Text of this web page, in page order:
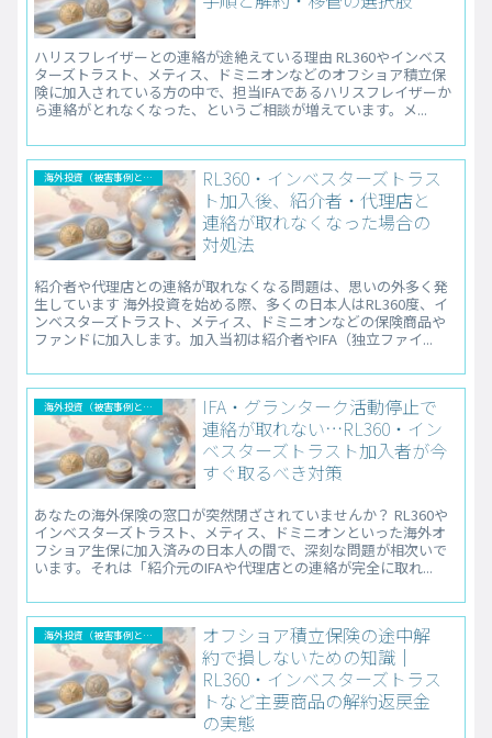
ハリスフレイザーとの連絡が途絶えている理由 RL360やインベス
ターズトラスト、メティス、ドミニオンなどのオフショア積立保
険に加入されている方の中で、担当IFAであるハリスフレイザーか
ら連絡がとれなくなった、というご相談が増えています。メ...
海外投資（被害事例と解決法）
RL360・インベスターズトラス
ト加入後、紹介者・代理店と
連絡が取れなくなった場合の
対処法
紹介者や代理店との連絡が取れなくなる問題は、思いの外多く発
生しています 海外投資を始める際、多くの日本人はRL360度、イ
ンベスターズトラスト、メティス、ドミニオンなどの保険商品や
ファンドに加入します。加入当初は紹介者やIFA（独立ファイ...
海外投資（被害事例と解決法）
IFA・グランターク活動停止で
連絡が取れない…RL360・イン
ベスターズトラスト加入者が今
すぐ取るべき対策
あなたの海外保険の窓口が突然閉ざされていませんか？ RL360や
インベスターズトラスト、メティス、ドミニオンといった海外オ
フショア生保に加入済みの日本人の間で、深刻な問題が相次いで
います。それは「紹介元のIFAや代理店との連絡が完全に取れ...
海外投資（被害事例と解決法）
オフショア積立保険の途中解
約で損しないための知識｜
RL360・インベスターズトラス
トなど主要商品の解約返戻金
の実態